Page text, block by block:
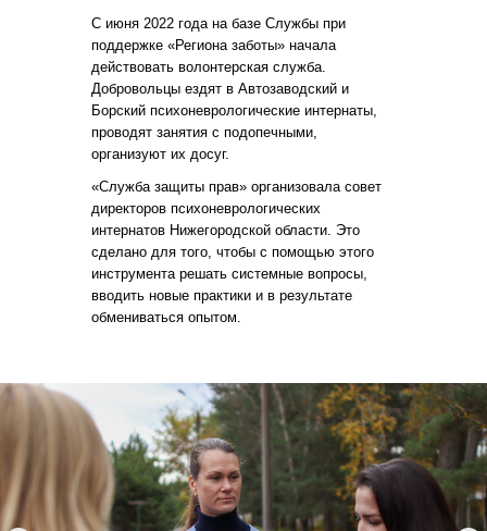
С июня 2022 года на базе Службы при
поддержке «Региона заботы» начала
действовать волонтерская служба.
Добровольцы ездят в Автозаводский и
Борский психоневрологические интернаты,
проводят занятия с подопечными,
организуют их досуг.
«Служба защиты прав» организовала совет
директоров психоневрологических
интернатов Нижегородской области. Это
сделано для того, чтобы с помощью этого
инструмента решать системные вопросы,
вводить новые практики и в результате
обмениваться опытом.